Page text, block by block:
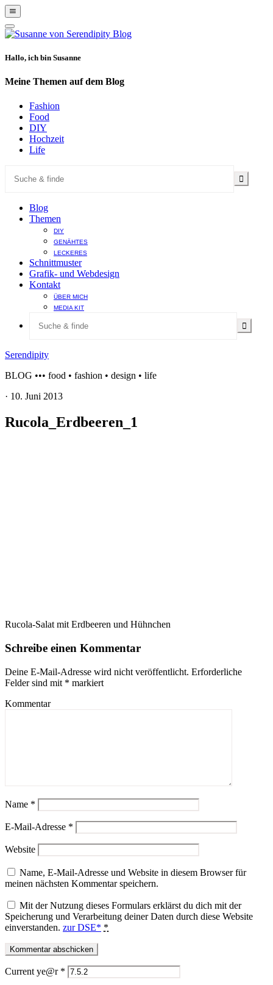
Show
Offscreen
Content
Hide
Offscreen
Hallo, ich bin Susanne
Meine Themen auf dem Blog
Fashion
Food
DIY
Hochzeit
Life
Blog
Themen
DIY
GENÄHTES
LECKERES
Schnittmuster
Grafik- und Webdesign
Kontakt
ÜBER MICH
MEDIA KIT
Serendipity
BLOG ••• food • fashion • design • life
· 10. Juni 2013
Rucola_Erdbeeren_1
Rucola-Salat mit Erdbeeren und Hühnchen
Schreibe einen Kommentar
Deine E-Mail-Adresse wird nicht veröffentlicht. Erforderliche
Felder sind mit * markiert
Kommentar
Name *
E-Mail-Adresse *
Website
Name, E-Mail-Adresse und Website in diesem Browser für
meinen nächsten Kommentar speichern.
Mit der Nutzung dieses Formulars erklärst du dich mit der
Speicherung und Verarbeitung deiner Daten durch diese Website
einverstanden. zur DSE* *
Current ye@r *